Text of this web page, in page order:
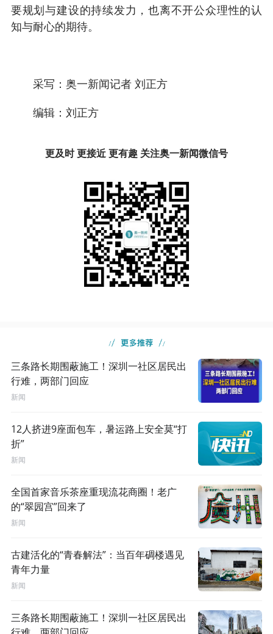
要规划与建设的持续发力，也离不开公众理性的认
知与耐心的期待。
采写：奥一新闻记者 刘正方
编辑：刘正方
更及时 更接近 更有趣 关注奥一新闻微信号
三条路长期围蔽施工！深圳一社区居民出
行难，两部门回应
新闻
12人挤进9座面包车，暑运路上安全莫“打
折”
新闻
全国首家音乐茶座重现流花商圈！老广
的“翠园宫”回来了
新闻
古建活化的“青春解法”：当百年碉楼遇见
青年力量
新闻
三条路长期围蔽施工！深圳一社区居民出